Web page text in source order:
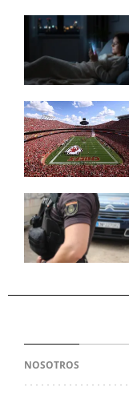
NOSOTROS